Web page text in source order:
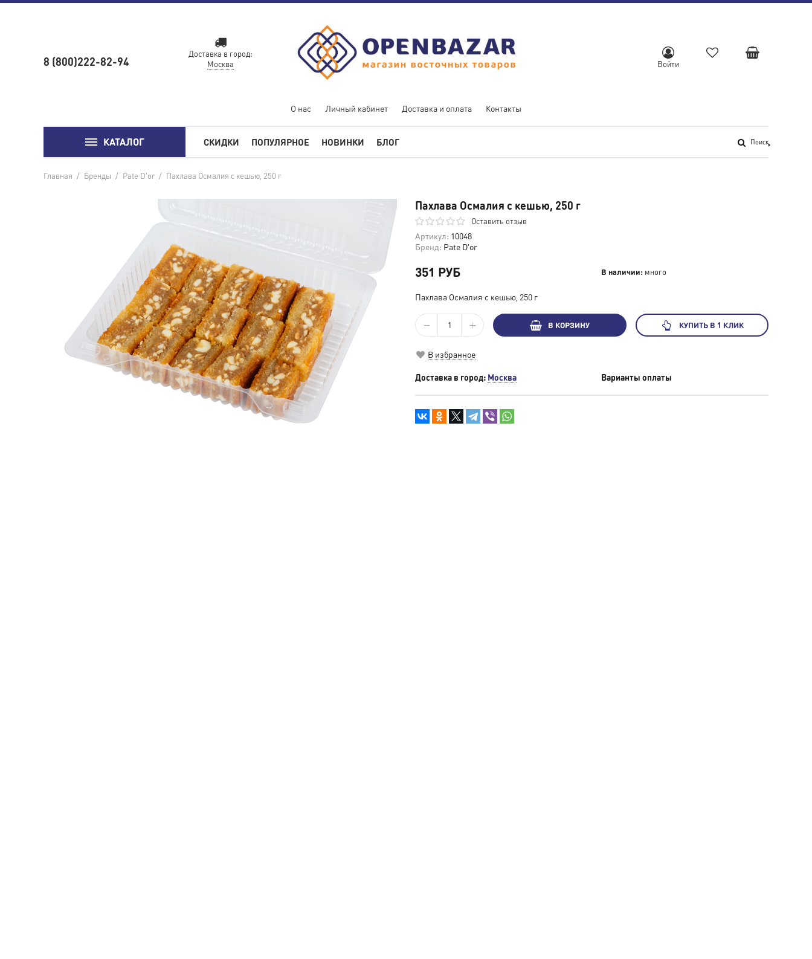
8 (800)222-82-94
Доставка в город:
Москва
Войти
О нас Личный кабинет Доставка и оплата Контакты
КАТАЛОГ СКИДКИ ПОПУЛЯРНОЕ НОВИНКИ БЛОГ Поиск
Главная / Бренды / Pate D'or / Пахлава Осмалия с кешью, 250 г
Пахлава Осмалия с кешью, 250 г
Оставить отзыв
Артикул: 10048
Бренд: Pate D'or
351 РУБ В наличии: много
Пахлава Осмалия с кешью, 250 г
В КОРЗИНУ КУПИТЬ В 1 КЛИК
В избранное
Доставка в город: Москва Варианты оплаты